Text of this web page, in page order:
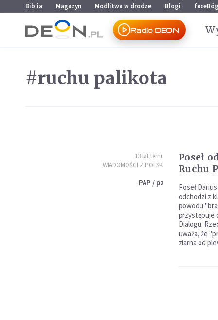
Przejdź do menu głównego
Przejdź do treści
Biblia Magazyn Modlitwa w drodze Blogi faceBóg
Radio DEON
#ruchu palikota
13 lat temu
WIADOMOŚCI Z POLSKI
PAP / pz
Poseł
Ruchu
Poseł
odchodzi z
powodu
przystępuje
Dialogu.
uważa, że
ziarna od